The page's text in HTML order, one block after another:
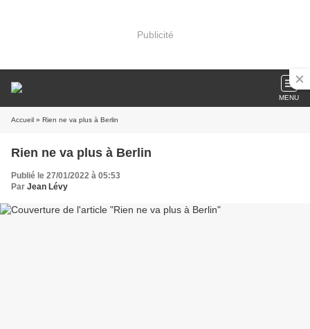
Publicité
MENU
Accueil » Rien ne va plus à Berlin
Rien ne va plus à Berlin
Publié le 27/01/2022 à 05:53
Par Jean Lévy